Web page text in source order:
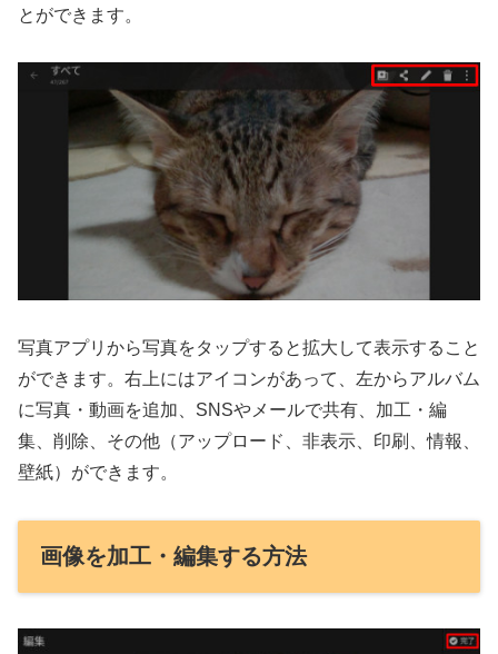
とができます。
写真アプリから写真をタップすると拡大して表示すること
ができます。右上にはアイコンがあって、左からアルバム
に写真・動画を追加、SNSやメールで共有、加工・編
集、削除、その他（アップロード、非表示、印刷、情報、
壁紙）ができます。
画像を加工・編集する方法